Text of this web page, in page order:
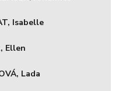
Isabelle
Ellen
Lada